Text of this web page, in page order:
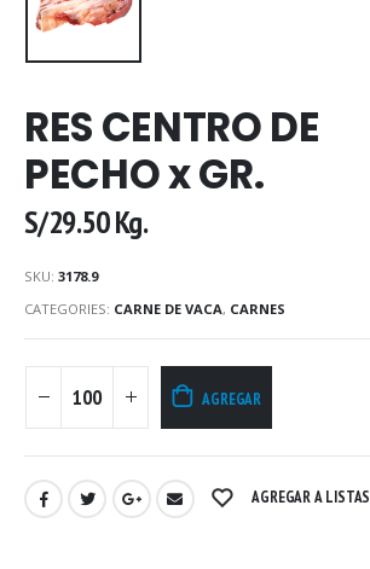
RES CENTRO DE
PECHO x GR.
S/29.50Kg.
SKU: 3178.9
CATEGORIES: CARNE DE VACA, CARNES
AGREGAR
AGREGAR A LISTAS